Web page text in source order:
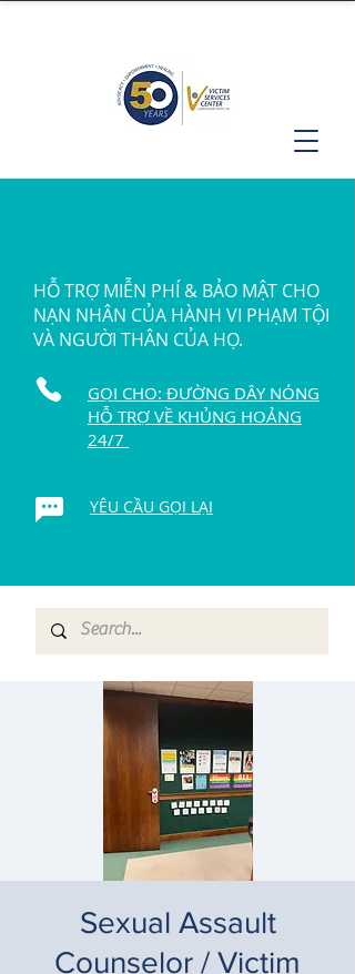
HỖ TRỢ MIỄN PHÍ & BẢO MẬT CHO
NẠN NHÂN CỦA HÀNH VI PHẠM TỘI
VÀ NGƯỜI THÂN CỦA HỌ.
GỌI CHO: ĐƯỜNG DÂY NÓNG
HỖ TRỢ VỀ KHỦNG HOẢNG
24/7
YÊU CẦU GỌI LẠI
Sexual Assault
Counselor / Victim